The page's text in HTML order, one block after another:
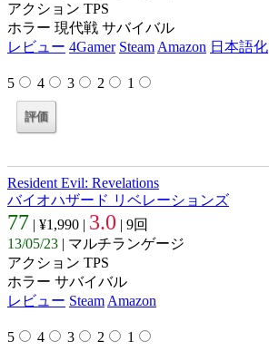
アクション TPS
ホラー 現代戦 サバイバル
レビュー 4Gamer Steam Amazon 日本語化
5 4 3 2 1
Resident Evil: Revelations
バイオハザード リベレーションズ
77 | ¥1,990 | 3.0 | 9回
13/05/23 | マルチランゲージ
アクション TPS
ホラー サバイバル
レビュー Steam Amazon
5 4 3 2 1